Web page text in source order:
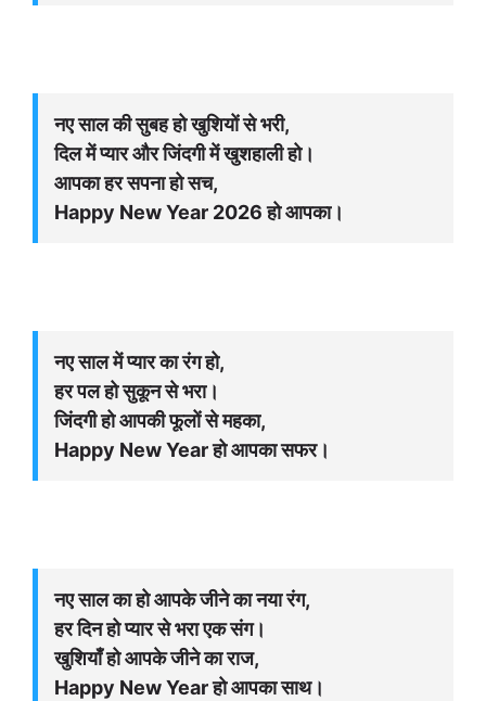
नए साल की सुबह हो खुशियों से भरी,
दिल में प्यार और जिंदगी में खुशहाली हो।
आपका हर सपना हो सच,
Happy New Year 2026 हो आपका।
नए साल में प्यार का रंग हो,
हर पल हो सुकून से भरा।
जिंदगी हो आपकी फूलों से महका,
Happy New Year हो आपका सफर।
नए साल का हो आपके जीने का नया रंग,
हर दिन हो प्यार से भरा एक संग।
खुशियाँ हो आपके जीने का राज,
Happy New Year हो आपका साथ।